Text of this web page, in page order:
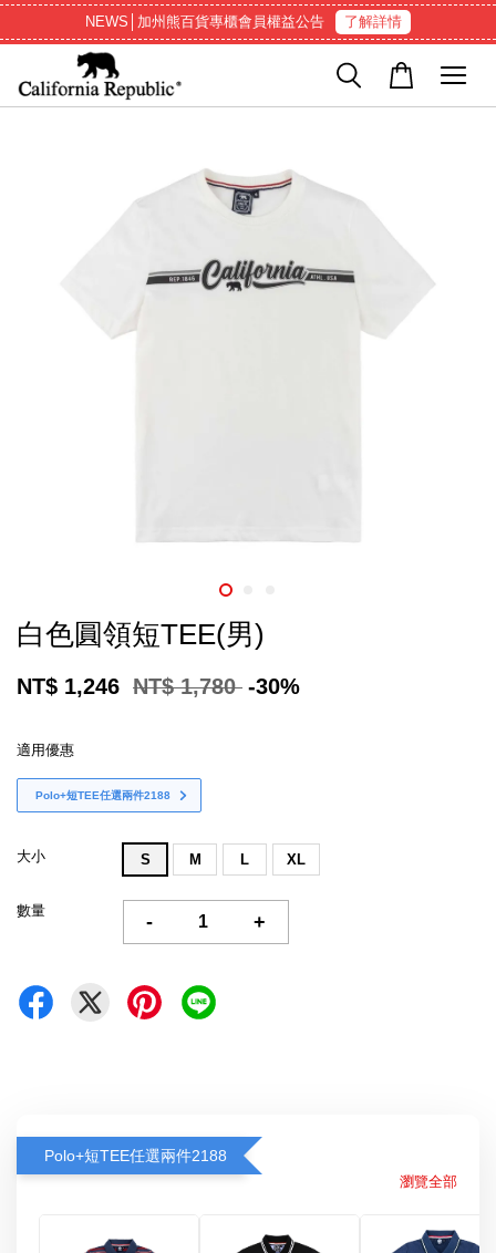
NEWS│加州熊百貨專櫃會員權益公告 了解詳情
白色圓領短TEE(男)
NT$ 1,246 NT$ 1,780 -30%
適用優惠
Polo+短TEE任選兩件2188
大小 S M L XL
數量
- +
Polo+短TEE任選兩件2188
瀏覽全部